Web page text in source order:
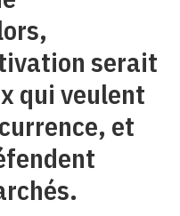
serait
qui veulent
et